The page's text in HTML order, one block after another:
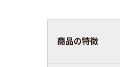
商品の特徴